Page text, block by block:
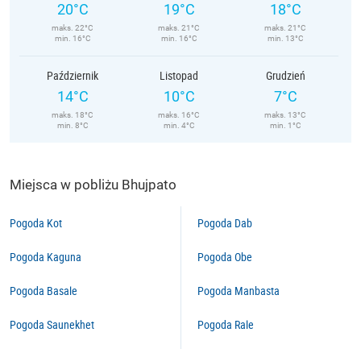
20°C
maks. 22°C
min. 16°C
19°C
maks. 21°C
min. 16°C
18°C
maks. 21°C
min. 13°C
Październik
14°C
maks. 18°C
min. 8°C
Listopad
10°C
maks. 16°C
min. 4°C
Grudzień
7°C
maks. 13°C
min. 1°C
Miejsca w pobliżu Bhujpato
Pogoda Kot
Pogoda Kaguna
Pogoda Basale
Pogoda Saunekhet
Pogoda Dab
Pogoda Obe
Pogoda Manbasta
Pogoda Rale